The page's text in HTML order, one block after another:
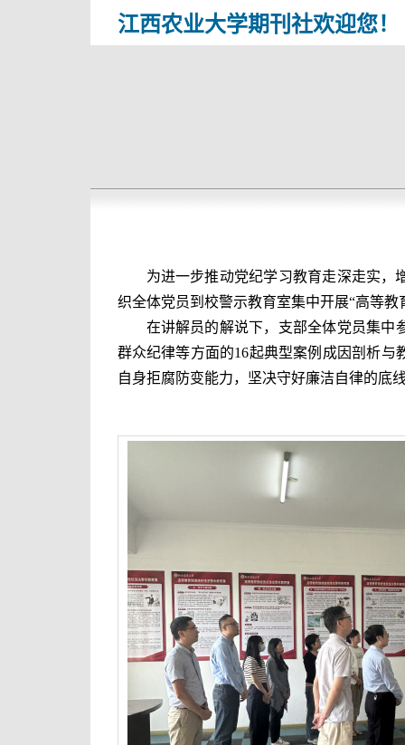
江西农业大学期刊社欢迎您！
为进一步推动党纪学习教育走深走实，
织全体党员到校警示教育室集中开展“高等
在讲解员的解说下，支部全体党员集中
群众纪律等方面的16起典型案例成因剖析与
自身拒腐防变能力，坚决守好廉洁自律的底